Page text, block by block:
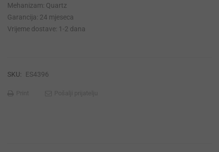
Mehanizam: Quartz
Garancija: 24 mjeseca
Vrijeme dostave: 1-2 dana
SKU: ES4396